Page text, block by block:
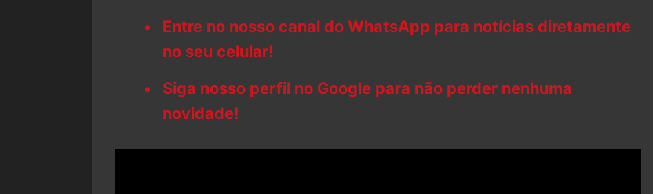
Entre no nosso canal do WhatsApp para notícias diretamente
no seu celular!
Siga nosso perfil no Google para não perder nenhuma
novidade!